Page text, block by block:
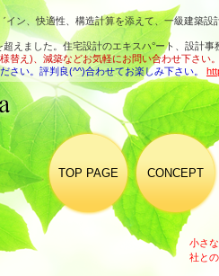
イン、快適性、構造計算を添えて、一級建築
えました。住宅設計のエキスハ°ート、設計事
替え)、減築などお気軽にお問い合わせ下さい
さい。評判良(^^)合わせてお楽しみ下さい。
小さ
社と
TOP PAGE CONCEPT